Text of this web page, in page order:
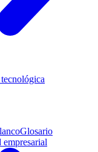
Glosario
empresarial